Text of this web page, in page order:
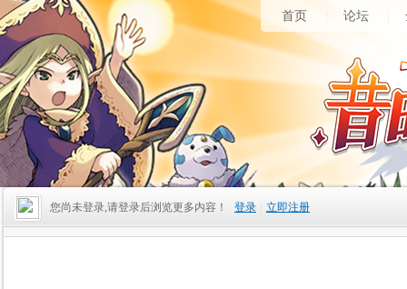
首页 论坛
您尚未登录,请登录后浏览更多内容！ 登录 立即注册